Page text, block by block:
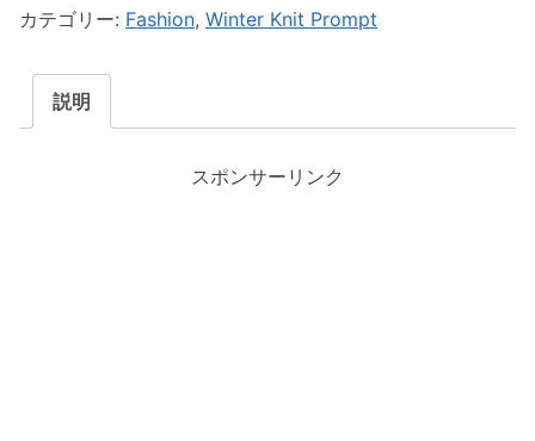
カテゴリー: Fashion, Winter Knit Prompt
説明
スポンサーリンク